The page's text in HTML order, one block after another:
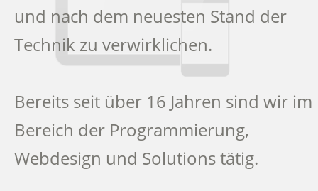
und nach dem neuesten Stand der
Technik zu verwirklichen.
Bereits seit über 16 Jahren sind wir im
Bereich der Programmierung,
Webdesign und Solutions tätig.